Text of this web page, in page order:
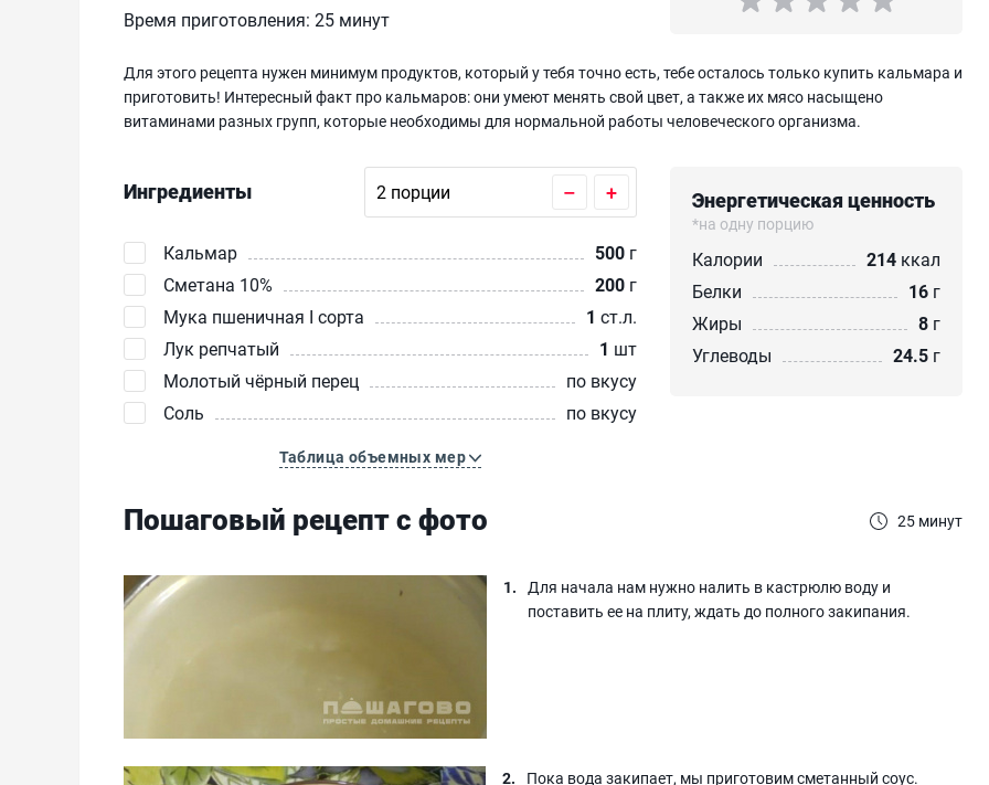
Время приготовления: 25 минут
Для этого рецепта нужен минимум продуктов, который у тебя точно есть, тебе осталось только купить кальмара и
приготовить! Интересный факт про кальмаров: они умеют менять свой цвет, а также их мясо насыщено
витаминами разных групп, которые необходимы для нормальной работы человеческого организма.
Ингредиенты – +
Кальмар 500 г
Сметана 10%
200 г
Мука пшеничная I сорта
1 ст.л.
Лук репчатый
1 шт
Молотый чёрный перец
по вкусу
Соль
по вкусу
Таблица объемных мер
Энергетическая ценность
*на одну порцию
Калории 214 ккал
Белки
16 г
Жиры
8 г
Углеводы
24.5 г
Пошаговый рецепт с фото 25 минут
Для начала нам нужно налить в кастрюлю воду и
поставить ее на плиту, ждать до полного закипания.
Пока вода закипает, мы приготовим сметанный соус.